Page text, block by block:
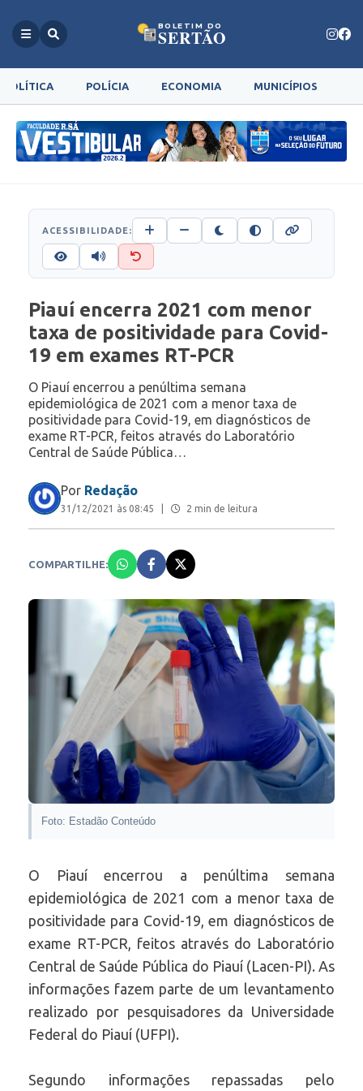
BOLETIM DO
SERTÃO
POLÍTICA POLÍCIA ECONOMIA MUNICÍPIOS
ACESSIBILIDADE:
Piauí encerra 2021 com menor
taxa de positividade para Covid-
19 em exames RT-PCR
O Piauí encerrou a penúltima semana
epidemiológica de 2021 com a menor taxa de
positividade para Covid-19, em diagnósticos de
exame RT-PCR, feitos através do Laboratório
Central de Saúde Pública…
Por Redação
31/12/2021 às 08:45 2 min de leitura
COMPARTILHE:
Foto: Estadão Conteúdo
O Piauí encerrou a penúltima semana
epidemiológica de 2021 com a menor taxa de
positividade para Covid-19, em diagnósticos de
exame RT-PCR, feitos através do Laboratório
Central de Saúde Pública do Piauí (Lacen-PI). As
informações fazem parte de um levantamento
realizado por pesquisadores da Universidade
Federal do Piauí (UFPI).
Segundo informações repassadas pelo